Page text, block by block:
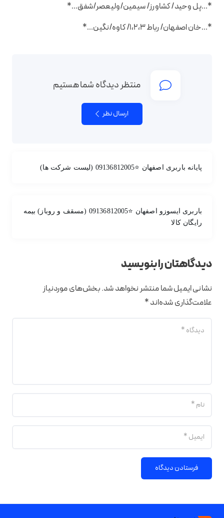
*…پل وحید/ کشاورز/ سیمین/ولیعصر/شفق…*
*…خان اصفهان/ رباط 1،2،3/ کاوه/نگین…*
منتظر دیدگاه شما هستیم
ارسال نظر
پایانه باربری اصفهان ⭐09136812005 (لیست شرکت ها)
باربری ایسوزو اصفهان ⭐09136812005 (مسقف و روباز) بیمه
رایگان کالا
دیدگاهتان را بنویسید
نشانی ایمیل شما منتشر نخواهد شد.بخش‌های موردنیاز
علامت‌گذاری شده‌اند*
فرستادن دیدگاه